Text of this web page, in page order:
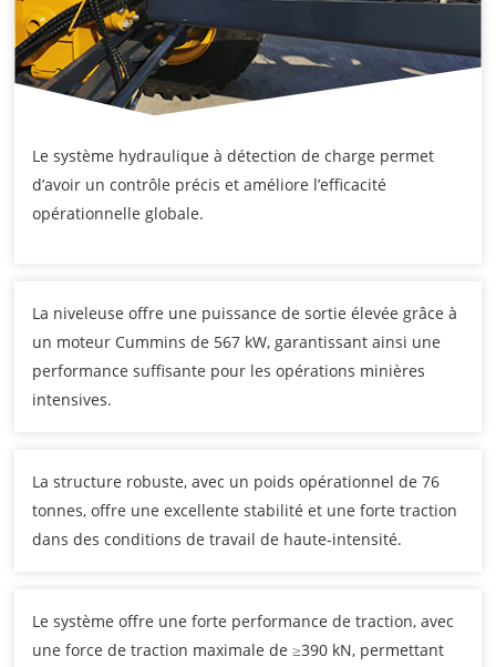
Le système hydraulique à détection de charge permet
d’avoir un contrôle précis et améliore l’efficacité
opérationnelle globale.
La niveleuse offre une puissance de sortie élevée grâce à
un moteur Cummins de 567 kW, garantissant ainsi une
performance suffisante pour les opérations minières
intensives.
La structure robuste, avec un poids opérationnel de 76
tonnes, offre une excellente stabilité et une forte traction
dans des conditions de travail de haute-intensité.
Le système offre une forte performance de traction, avec
une force de traction maximale de ≥390 kN, permettant